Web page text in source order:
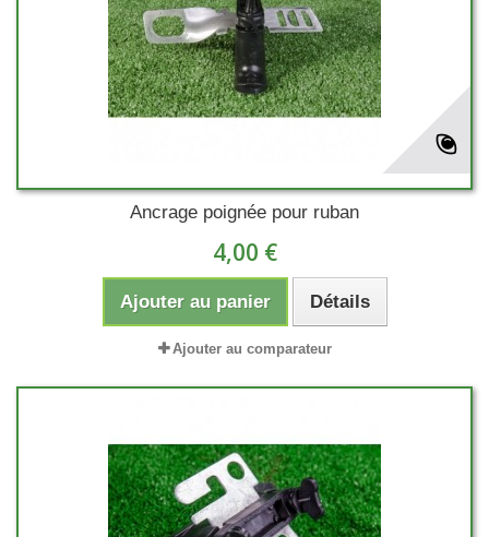
Ancrage poignée pour ruban
4,00 €
Ajouter au panier Détails
Ajouter au comparateur